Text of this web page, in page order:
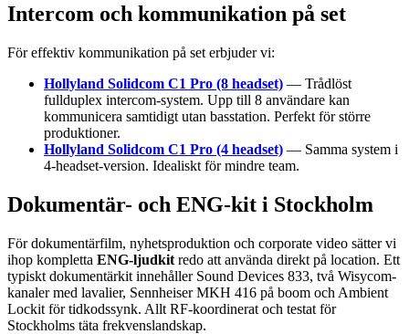
Intercom och kommunikation på set
För effektiv kommunikation på set erbjuder vi:
Hollyland Solidcom C1 Pro (8 headset) — Trådlöst
fullduplex intercom-system. Upp till 8 användare kan
kommunicera samtidigt utan basstation. Perfekt för större
produktioner.
Hollyland Solidcom C1 Pro (4 headset) — Samma system i
4-headset-version. Idealiskt för mindre team.
Dokumentär- och ENG-kit i Stockholm
För dokumentärfilm, nyhetsproduktion och corporate video sätter vi
ihop kompletta ENG-ljudkit redo att använda direkt på location. Ett
typiskt dokumentärkit innehåller Sound Devices 833, två Wisycom-
kanaler med lavalier, Sennheiser MKH 416 på boom och Ambient
Lockit för tidkodssynk. Allt RF-koordinerat och testat för
Stockholms täta frekvenslandskap.